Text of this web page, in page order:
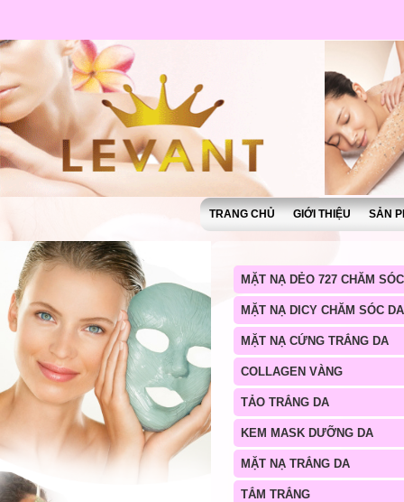
TRANG CHỦ GIỚI THIỆU SẢN
MẶT NẠ DẺO 727 CHĂM
MẶT NẠ DICY CHĂM SÓC DA
MẶT NẠ CỨNG TRẮNG DA
COLLAGEN VÀNG
TẢO TRẮNG DA
KEM MASK DƯỠNG DA
MẶT NẠ TRẮNG DA
TẮM TRẮNG